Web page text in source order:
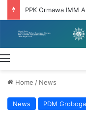
Menu
Home / News
News PDM